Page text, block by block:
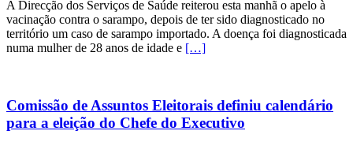
A Direcção dos Serviços de Saúde reiterou esta manhã o apelo à
vacinação contra o sarampo, depois de ter sido diagnosticado no
território um caso de sarampo importado. A doença foi diagnosticada
numa mulher de 28 anos de idade e […]
Comissão de Assuntos Eleitorais definiu calendário
para a eleição do Chefe do Executivo